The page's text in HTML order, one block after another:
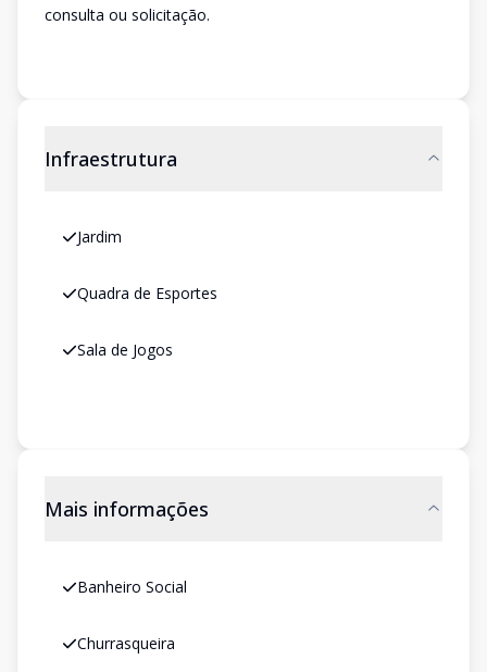
consulta ou solicitação.
Infraestrutura
Jardim
Quadra de Esportes
Sala de Jogos
Mais informações
Banheiro Social
Churrasqueira